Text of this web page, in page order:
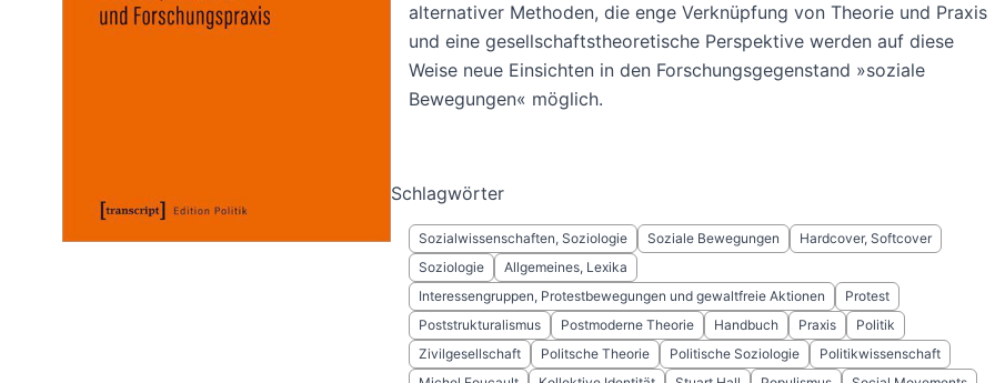
alternativer Methoden, die enge Verknüpfung von Theorie und Praxis
und eine gesellschaftstheoretische Perspektive werden auf diese
Weise neue Einsichten in den Forschungsgegenstand »soziale
Bewegungen« möglich.
Schlagwörter
Sozialwissenschaften, Soziologie Soziale Bewegungen
Hardcover, Softcover
Soziologie
Allgemeines, Lexika
Interessengruppen, Protestbewegungen und gewaltfreie Aktionen
Protest
Poststrukturalismus
Postmoderne Theorie Handbuch Praxis
Politik
Zivilgesellschaft
Politsche Theorie Politische Soziologie
Politikwissenschaft